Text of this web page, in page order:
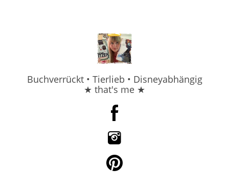
Buchverrückt • Tierlieb • Disneyabhängig
★ that's me ★